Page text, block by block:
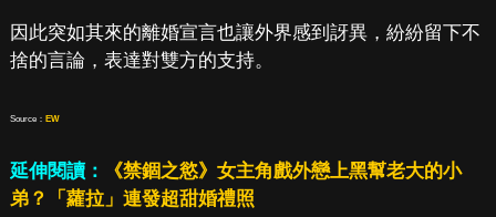
因此突如其來的離婚宣言也讓外界感到訝異，紛紛留下不
捨的言論，表達對雙方的支持。
Source： EW
延伸閱讀：
《禁錮之慾》女主角戲外戀上黑幫老大的小
弟？「蘿拉」連發超甜婚禮照